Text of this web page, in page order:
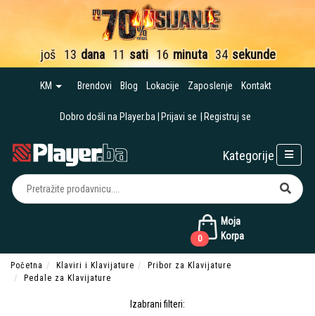
još 13 dana 11 sati 16 minuta 33 sekunde
KM Brendovi Blog Lokacije Zaposlenje Kontakt
Dobro došli na Player.ba Prijavi se Registruj se
Moja
Korpa
0
Kategorije
Početna Klaviri i Klavijature
Pribor za Klavijature
Pedale za Klavijature
Izabrani filteri: